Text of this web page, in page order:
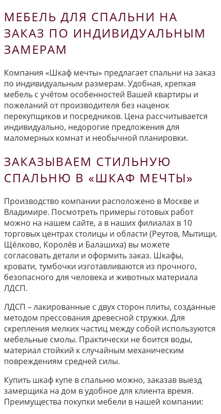
МЕБЕЛЬ ДЛЯ СПАЛЬНИ НА
ЗАКАЗ ПО ИНДИВИДУАЛЬНЫМ
ЗАМЕРАМ
Компания «Шкаф мечты» предлагает спальни на заказ
по индивидуальным размерам. Удобная, крепкая
мебель с учётом особенностей Вашей квартиры и
пожеланий от производителя без наценок
перекупщиков и посредников. Цена рассчитывается
индивидуально, недорогие предложения для
маломерных комнат и необычной планировки.
ЗАКАЗЫВАЕМ СТИЛЬНУЮ
СПАЛЬНЮ В «ШКАФ МЕЧТЫ»
Производство компании расположено в Москве и
Владимире. Посмотреть примеры готовых работ
можно на нашем сайте, а в наших филиалах в 10
торговых центрах столицы и области (Реутов, Мытищи,
Щёлково, Королёв и Балашиха) вы можете
согласовать детали и оформить заказ. Шкафы,
кровати, тумбочки изготавливаются из прочного,
безопасного для человека и животных материала
ЛДСП.
ЛДСП – лакированные с двух сторон плиты, созданные
методом прессования древесной стружки. Для
скрепления мелких частиц между собой используются
мебельные смолы. Практически не боится воды,
материал стойкий к случайным механическим
повреждениям средней силы.
Купить шкаф купе в спальню можно, заказав выезд
замерщика на дом в удобное для клиента время.
Преимущества покупки мебели в нашей компании: